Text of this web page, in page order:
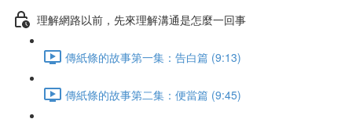
理解網路以前，先來理解溝通是怎麼一回事
傳紙條的故事第一集：告白篇 (9:13)
傳紙條的故事第二集：便當篇 (9:45)